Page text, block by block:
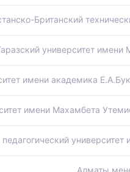
Британский
университет
имени академика
имени Махамбета